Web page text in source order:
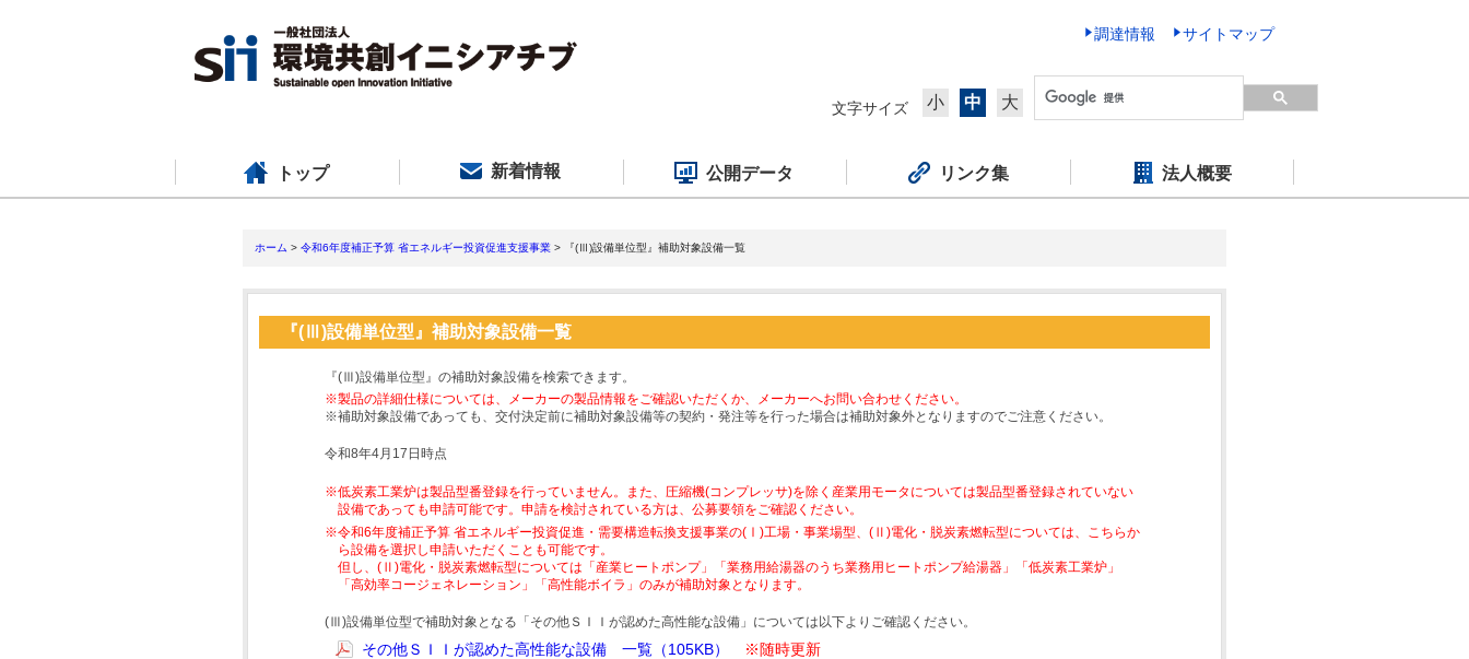
調達情報 サイトマップ
文字サイズ 小 中 大
トップ 新着情報 公開データ リンク集 法人概要
ホーム > 令和6年度補正予算 省エネルギー投資促進支援事業 > 『(Ⅲ)設備単位型』補助対象設備一覧
『(Ⅲ)設備単位型』補助対象設備一覧
『(Ⅲ)設備単位型』の補助対象設備を検索できます。
※製品の詳細仕様については、メーカーの製品情報をご確認いただくか、メーカーへお問い合わせください。
※補助対象設備であっても、交付決定前に補助対象設備等の契約・発注等を行った場合は補助対象外となりますのでご注意ください。
令和8年4月17日時点
※低炭素工業炉は製品型番登録を行っていません。また、圧縮機(コンプレッサ)を除く産業用モータについては製品型番登録されていない
設備であっても申請可能です。申請を検討されている方は、公募要領をご確認ください。
※令和6年度補正予算 省エネルギー投資促進・需要構造転換支援事業の(Ⅰ)工場・事業場型、(Ⅱ)電化・脱炭素燃転型については、こちらか
ら設備を選択し申請いただくことも可能です。
但し、(Ⅱ)電化・脱炭素燃転型については「産業ヒートポンプ」「業務用給湯器のうち業務用ヒートポンプ給湯器」「低炭素工業炉」
「高効率コージェネレーション」「高性能ボイラ」のみが補助対象となります。
(Ⅲ)設備単位型で補助対象となる「その他ＳＩＩが認めた高性能な設備」については以下よりご確認ください。
その他ＳＩＩが認めた高性能な設備 一覧（105KB） ※随時更新